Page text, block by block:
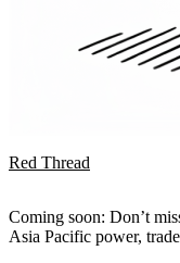
Red Thread
Coming soon: Don’t
Asia Pacific power,